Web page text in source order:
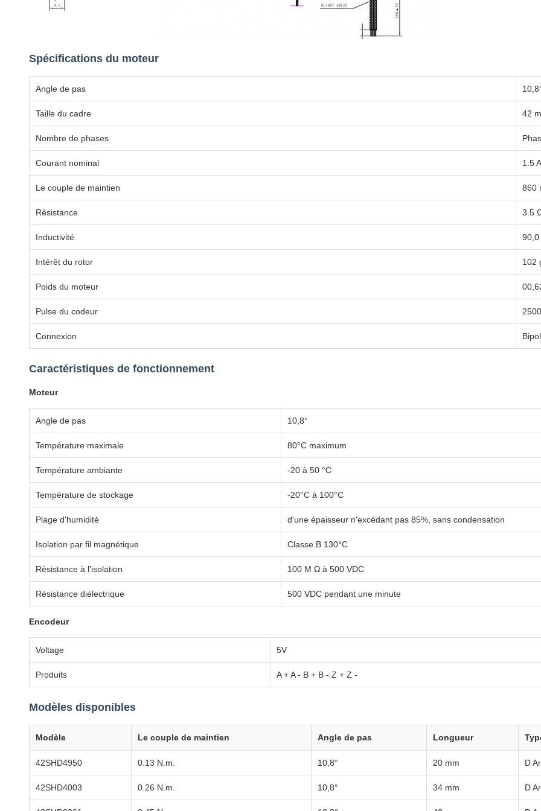
Spécifications du moteur
Angle de pas
Taille du cadre 42
Nombre de phases
Courant nominal 1.5 A
Le couple de maintien 860
Résistance 3.5
Inductivité 90,0
Intérêt du rotor 102
Poids du moteur
Pulse du codeur 2500
Connexion
Caractéristiques de fonctionnement
Moteur
Angle de pas 10,8°
Température maximale 80°C maximum
Température ambiante -20 à 50 °C
Température de stockage -20°C à 100°C
Plage d'humidité d'une épaisseur n'excédant pas 85%, sans condensation
Isolation par fil magnétique Classe B 130°C
Résistance à l'isolation 100 M Ω à 500 VDC
Résistance diélectrique 500 VDC pendant une minute
Encodeur
Voltage 5V
Produits A + A - B + B - Z + Z -
Modèles disponibles
Modèle Le couple de maintien Angle de pas Longueur
42SHD4950 0.13 N.m. 10,8° 20 mm D
42SHD4003 0.26 N.m. 10,8° 34 mm D